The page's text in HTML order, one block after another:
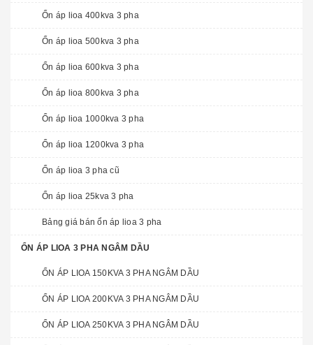
Ổn áp lioa 400kva 3 pha
Ổn áp lioa 500kva 3 pha
Ổn áp lioa 600kva 3 pha
Ổn áp lioa 800kva 3 pha
Ổn áp lioa 1000kva 3 pha
Ổn áp lioa 1200kva 3 pha
Ổn áp lioa 3 pha cũ
Ổn áp lioa 25kva 3 pha
Bảng giá bán ổn áp lioa 3 pha
ỔN ÁP LIOA 3 PHA NGÂM DẦU
ỔN ÁP LIOA 150KVA 3 PHA NGÂM DẦU
ỔN ÁP LIOA 200KVA 3 PHA NGÂM DẦU
ỔN ÁP LIOA 250KVA 3 PHA NGÂM DẦU